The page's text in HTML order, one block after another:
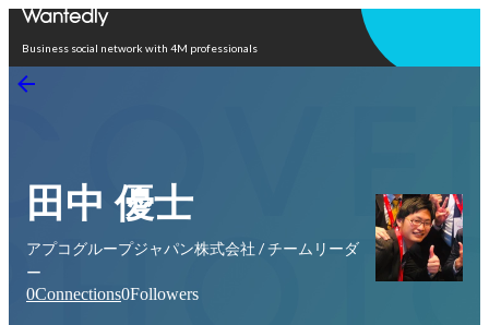
Business social network with 4M professionals
田中 優士
アプコグループジャパン株式会社 / チームリーダ
ー
0Connections0Followers